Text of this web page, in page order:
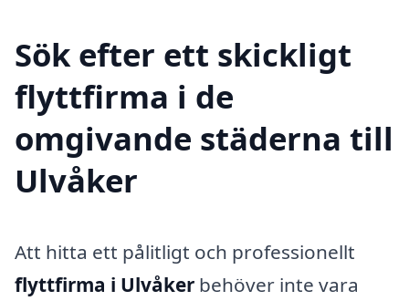
Sök efter ett skickligt
flyttfirma i de
omgivande städerna till
Ulvåker
Att hitta ett pålitligt och professionellt
flyttfirma i Ulvåker behöver inte vara